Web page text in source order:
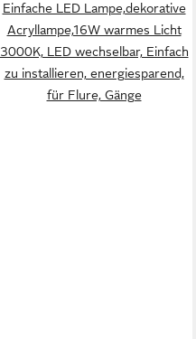
Einfache LED Lampe,dekorative
Acryllampe,16W warmes Licht
3000K, LED wechselbar, Einfach
zu installieren, energiesparend,
für Flure, Gänge